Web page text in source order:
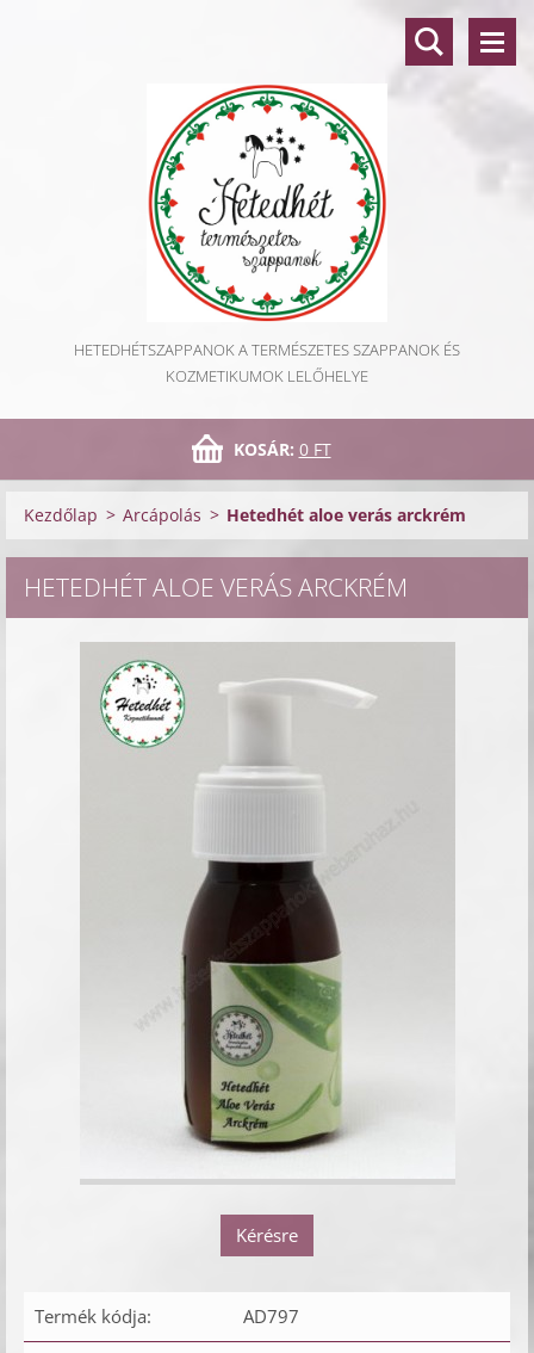
HETEDHÉTSZAPPANOK A TERMÉSZETES SZAPPANOK ÉS
KOZMETIKUMOK LELŐHELYE
KOSÁR: 0 FT
Kezdőlap > Arcápolás > Hetedhét aloe verás arckrém
HETEDHÉT ALOE VERÁS ARCKRÉM
Kérésre
Termék kódja: AD797